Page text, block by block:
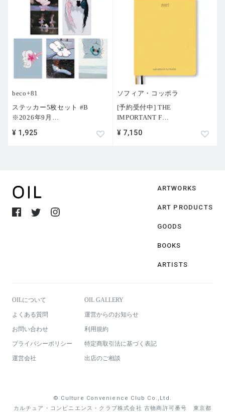
beco+81
ステッカー5枚セット #B
※2026年9月 …
¥ 1,925
ソフィア・コッポラ
[予約受付中] THE
IMPORTANT F…
¥ 7,150
ARTWORKS
ART PRODUCTS
GOODS
BOOKS
ARTISTS
OILについて OIL GALLERY
よくある質問 運営からのお知らせ
お問い合わせ 利用規約
プライバシーポリシー 特定商取引法に基づく表記
運営会社 出店のご相談
© Culture Convenience Club Co.,Ltd.
カルチュア・コンビニエンス・クラブ株式会社 古物商許可番号 東京都